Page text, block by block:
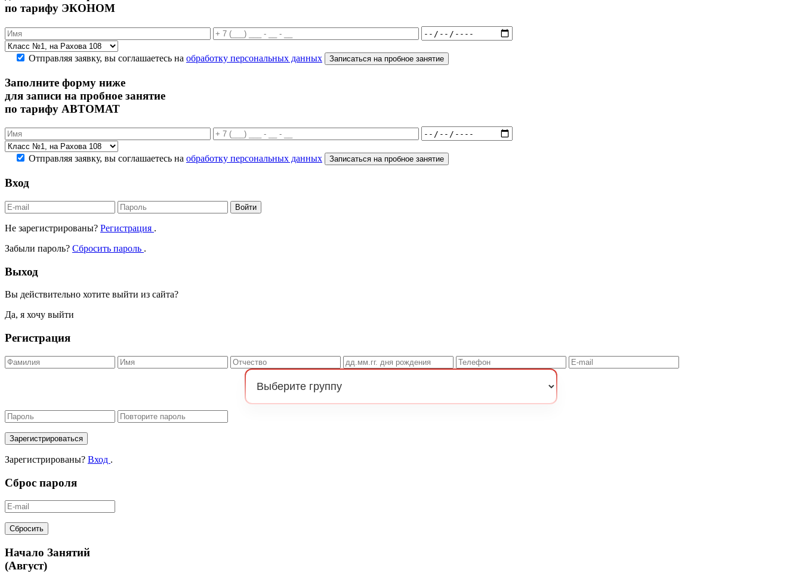
по тарифу ЭКОНОМ
Отправляя заявку, вы соглашаетесь на обработку персональных данных Записаться на пробное занятие
Заполните форму ниже
для записи на пробное занятие
по тарифу АВТОМАТ
Отправляя заявку, вы соглашаетесь на обработку персональных данных Записаться на пробное занятие
Вход
Войти
Не зарегистрированы? Регистрация .
Забыли пароль? Сбросить пароль .
Выход
Вы действительно хотите выйти из сайта?
Да, я хочу выйти
Регистрация
Зарегистрироваться
Зарегистрированы? Вход .
Сброс пароля
Сбросить
Начало Занятий
(Август)